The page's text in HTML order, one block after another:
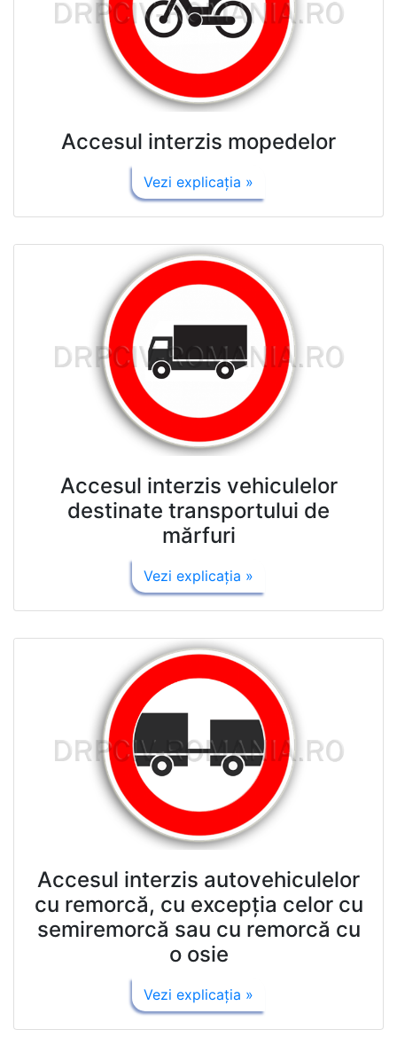
Accesul interzis mopedelor
Vezi explicaţia »
Accesul interzis vehiculelor
destinate transportului de
mărfuri
Vezi explicaţia »
Accesul interzis autovehiculelor
cu remorcă, cu excepţia celor cu
semiremorcă sau cu remorcă cu
o osie
Vezi explicaţia »